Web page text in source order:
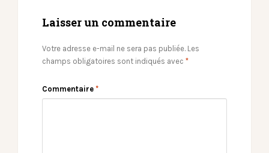
Laisser un commentaire
Votre adresse e-mail ne sera pas publiée. Les
champs obligatoires sont indiqués avec *
Commentaire *